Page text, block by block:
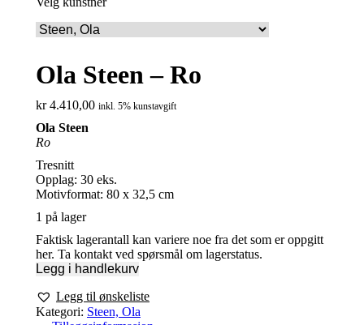
Ola Steen – Ro
kr4.410,00 inkl. 5% kunstavgift
Ola Steen
Ro
Tresnitt
Opplag: 30 eks.
Motivformat: 80 x 32,5 cm
1 på lager
Faktisk lagerantall kan variere noe fra det som er oppgitt
her. Ta kontakt ved spørsmål om lagerstatus.
Legg i handlekurv
Legg til ønskeliste
Kategori: Steen, Ola